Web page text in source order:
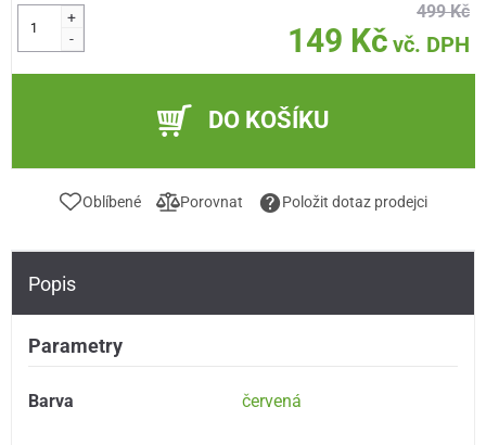
+
-
499 Kč
149 Kč vč. DPH
DO KOŠÍKU
Oblíbené Porovnat Položit dotaz prodejci
Popis
Parametry
Barva červená